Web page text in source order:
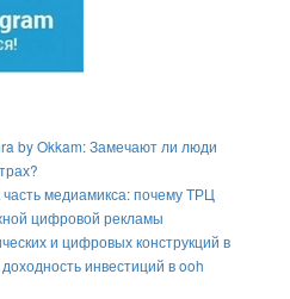
by Okkam: Замечают ли люди
медиамикса: почему ТРЦ
цифровой рекламы
и цифровых конструкций в
инвестиций в ooh